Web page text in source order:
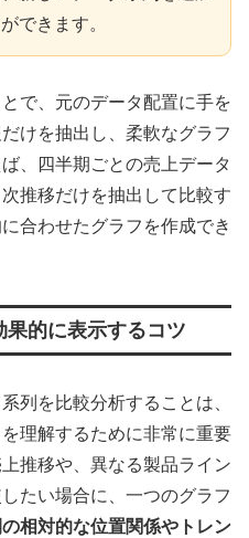
できます。
で、元のデータ配置に手を
けを抽出し、柔軟なグラフ
、四半期ごとの売上データ
推移だけを抽出して比較す
合わせたグラフを作成でき
的に表示するコツ
列を比較分析することは、
理解するために非常に重要
推移や、異なる製品ライン
たい場合に、一つのグラフ
相対的な位置関係やトレン